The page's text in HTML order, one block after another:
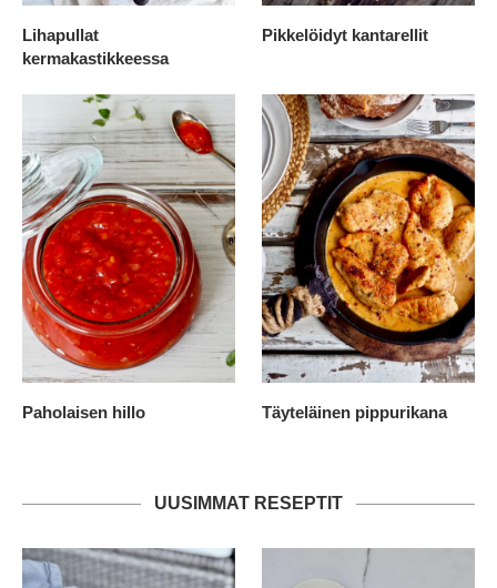
Lihapullat
kermakastikkeessa
Pikkelöidyt kantarellit
Paholaisen hillo Täyteläinen pippurikana
UUSIMMAT RESEPTIT